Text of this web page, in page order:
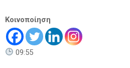
Κοινοποίηση
09:55